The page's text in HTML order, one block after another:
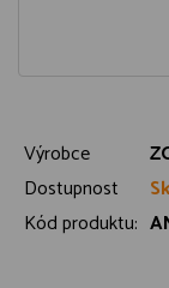
Výrobce
Dostupnost
Kód produktu: